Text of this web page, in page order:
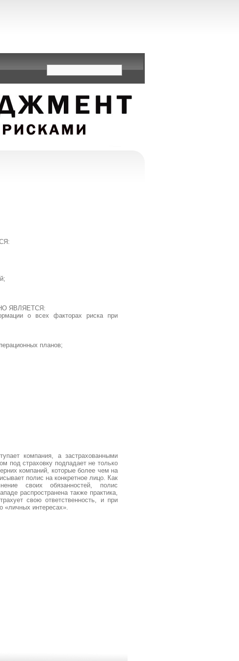
ЯВЛЯЕТСЯ:
о всех факторах риска при
планов;
компания, а застрахованными
под страховку подпадает не только
компаний, которые более чем на
полис на конкретное лицо. Как
своих обязанностей, полис
распространена также практика,
свою ответственность, и при
«личных интересах».